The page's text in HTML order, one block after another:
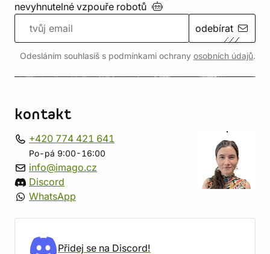
nevyhnutelné vzpouře robotů
odebírat
Odesláním souhlasíš s podmínkami ochrany osobních údajů.
kontakt
+420 774 421 641
Po-pá 9:00-16:00
info@imago.cz
Discord
WhatsApp
Přidej se na Discord!